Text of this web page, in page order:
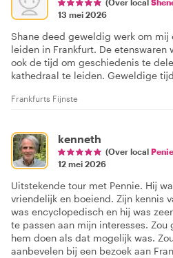
(Over local
13 mei 2026
Shane deed geweldig werk om
leiden in Frankfurt. De etenswaren
ook de tijd om geschiedenis te
kathedraal te leiden. Geweldige
Frankfurts Fijnste
kenneth
(Over local
12 mei 2026
Uitstekende tour met Pennie. Hij
vriendelijk en boeiend. Zijn kennis
was encyclopedisch en hij was
te passen aan mijn interesses.
hem doen als dat mogelijk was.
aanbevelen bij een bezoek aan